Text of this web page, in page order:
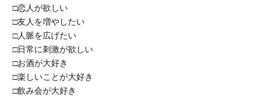
□恋人が欲しい
□友人を増やしたい
□人脈を広げたい
□日常に刺激が欲しい
□お酒が大好き
□楽しいことが大好き
□飲み会が大好き